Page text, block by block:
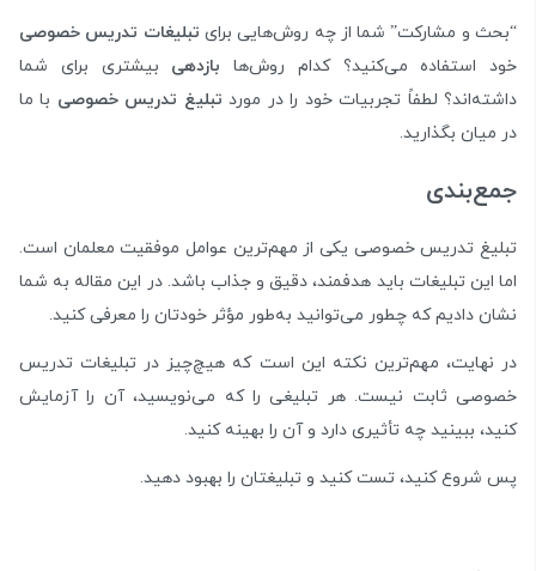
“بحث و مشارکت” شما از چه روش‌هایی برای تبلیغات تدریس خصوصی
خود استفاده می‌کنید؟ کدام روش‌ها بازدهی بیشتری برای شما
داشته‌اند؟ لطفاً تجربیات خود را در مورد تبلیغ تدریس خصوصی با ما
در میان بگذارید.
جمع‌بندی
تبلیغ تدریس خصوصی یکی از مهم‌ترین عوامل موفقیت معلمان است.
اما این تبلیغات باید هدفمند، دقیق و جذاب باشد. در این مقاله به شما
نشان دادیم که چطور می‌توانید به‌طور مؤثر خودتان را معرفی کنید.
در نهایت، مهم‌ترین نکته این است که هیچ‌چیز در تبلیغات تدریس
خصوصی ثابت نیست. هر تبلیغی را که می‌نویسید، آن را آزمایش
کنید، ببینید چه تأثیری دارد و آن را بهینه کنید.
پس شروع کنید، تست کنید و تبلیغتان را بهبود دهید.